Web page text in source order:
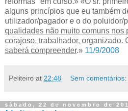
alguns princípios que eu também
utilizador/pagador e o do poluidor/
qualidades não muito comuns nos
corajoso, trabalhador, organizado.
saberá compreender.» 11/9/2008
Peliteiro at 22:48 Sem comentários:
sábado, 22 de novembro de